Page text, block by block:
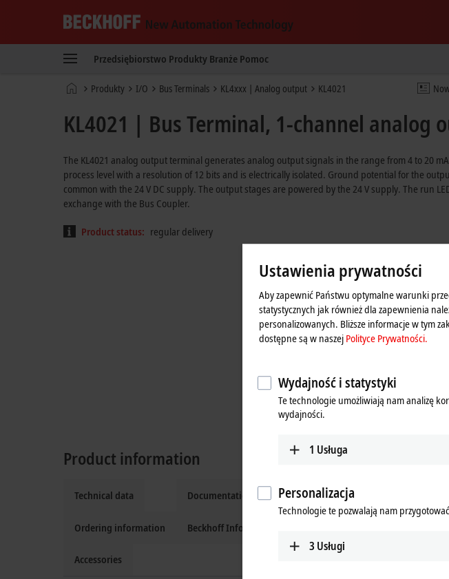
New
Technology
Przedsiębiorstwo Produkty Branże Pomoc
Strona Produkty I/O Bus Terminals KL4xxx | Analog output KL4021
KL4021 | Bus Terminal, 1-channel
The KL4021 analog output terminal generates analog output signals in the range from 4 to 20
process level with a resolution of 12 bits and is electrically isolated. Ground potential for the
common with the 24 V DC supply. The output stages are powered by the 24 V supply. The run
exchange with the Bus Coupler.
Product status: regular delivery
Product information
Technical data
Ordering information
Accessories
Documentation and downloads
Beckhoff Information System
Ustawienia prywatności
Aby zapewnić Państwu optymalne warunki
statystycznych jak również dla zapewnienia
personalizowanych. Bliższe informacje w tym
dostępne są w naszej Polityce Prywatności.
Wydajność i statystyki
Te technologie umożliwiają nam analizę
wydajności.
1 Usługa
Personalizacja
Technologie te pozwalają nam
3 Usługi